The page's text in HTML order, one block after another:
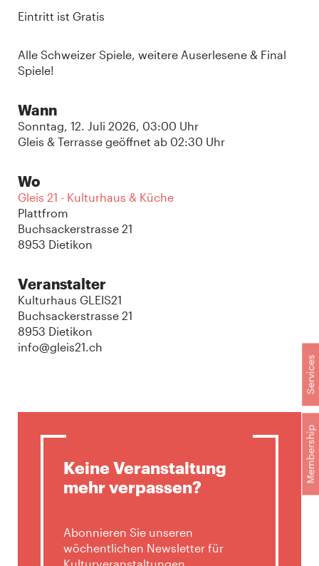
Membership
Services
Eintritt ist Gratis
Alle Schweizer Spiele, weitere Auserlesene & Final
Spiele!
Wann
Sonntag, 12. Juli 2026, 03:00 Uhr
Gleis & Terrasse geöffnet ab 02:30 Uhr
Wo
Gleis 21 - Kulturhaus & Küche
Plattfrom
Buchsackerstrasse 21
8953 Dietikon
Veranstalter
Kulturhaus GLEIS21
Buchsackerstrasse 21
8953 Dietikon
info@gleis21.ch
Keine Veranstaltung
mehr verpassen?
Abonnieren Sie unseren
wöchentlichen Newsletter für